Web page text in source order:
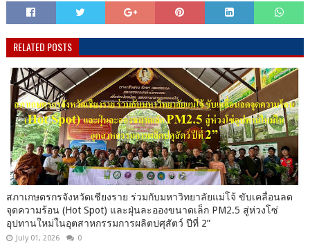
RELATED POSTS
สภาเกษตรกรจังหวัดเชียงราย ร่วมกับมหาวิทยาลัยแม่โจ้ ขับเคลื่อนลด
จุดความร้อน (Hot Spot) และฝุ่นละอองขนาดเล็ก PM2.5 สู่ห่วงโซ่
อุปทานใหม่ในอุตสาหกรรมการผลิตปศุสัตว์ ปีที่ 2”
July 01, 2026 0